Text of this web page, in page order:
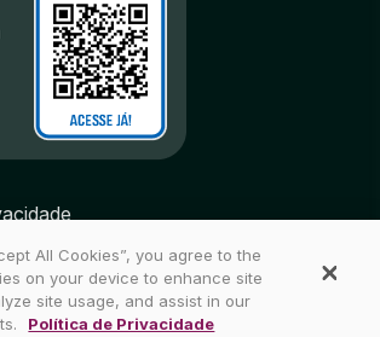
All Cookies”, you agree to the
on your device to enhance site
site usage, and assist in our
Política de Privacidade